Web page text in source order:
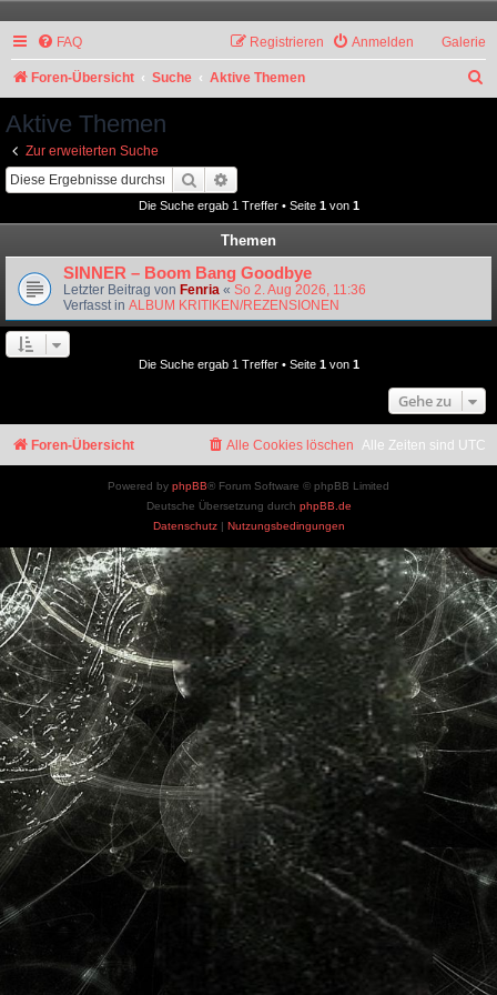
Galerie
FAQ Anmelden
Registrieren
Foren-Übersicht Suche Aktive Themen
Aktive Themen
Zur erweiterten Suche
Suche
Die Suche ergab 1 Treffer • Seite 1von 1
Themen
SINNER – Boom Bang Goodbye
Letzter Beitrag von Fenria « So 2. Aug 2026, 11:36
Verfasst in ALBUM KRITIKEN/REZENSIONEN
Die Suche ergab 1 Treffer • Seite 1von 1
Gehe zu
Foren-Übersicht Alle Zeiten sind UTC
Alle Cookies löschen
Powered by phpBB® Forum Software © phpBB Limited
Deutsche Übersetzung durch phpBB.de
Datenschutz| Nutzungsbedingungen